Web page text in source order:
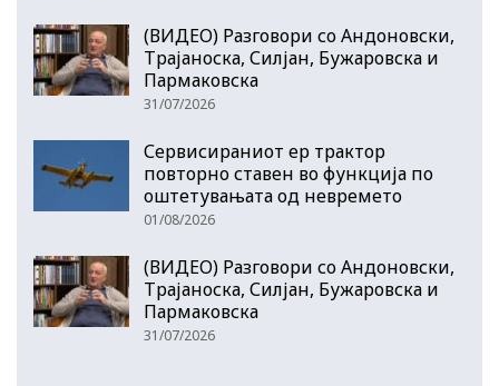
(ВИДЕО) Разговори со Андоновски,
Трајаноска, Силјан, Бужаровска и
Пармаковска
31/07/2026
Сервисираниот ер трактор
повторно ставен во функција по
оштетувањата од невремето
01/08/2026
(ВИДЕО) Разговори со Андоновски,
Трајаноска, Силјан, Бужаровска и
Пармаковска
31/07/2026